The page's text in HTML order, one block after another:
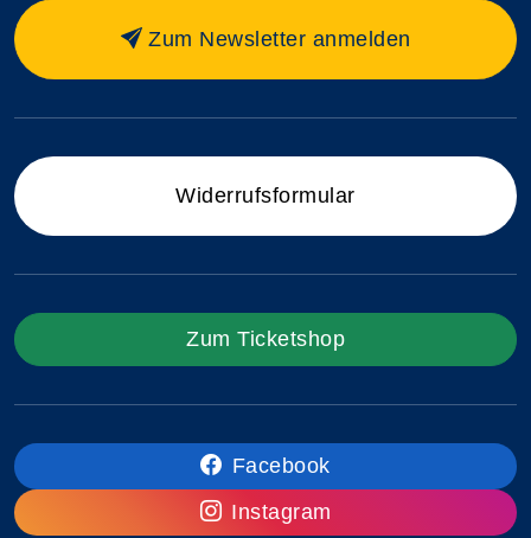
Zum Newsletter anmelden
Widerrufsformular
Zum Ticketshop
Facebook
Instagram